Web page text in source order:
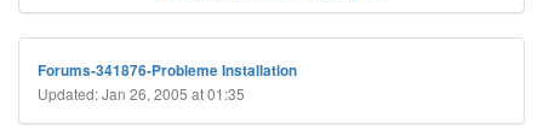
Forums-341876-Probleme Installation
Updated: Jan 26, 2005 at 01:35